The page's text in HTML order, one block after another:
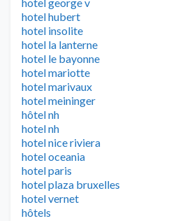
hotel hubert
hotel insolite
hotel la lanterne
hotel le bayonne
hotel mariotte
hotel marivaux
hotel meininger
hôtel nh
hotel nh
hotel nice riviera
hotel oceania
hotel paris
hotel plaza bruxelles
hotel vernet
hôtels